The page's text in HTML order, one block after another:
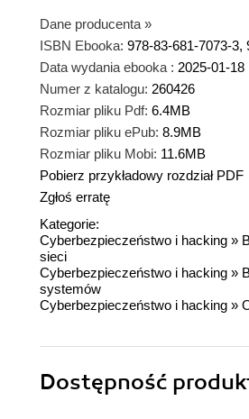
Dane producenta »
ISBN Ebooka: 978-83-681-7073-3,
Data wydania ebooka : 2025-01-18
Numer z katalogu: 260426
Rozmiar pliku Pdf: 6.4MB
Rozmiar pliku ePub: 8.9MB
Rozmiar pliku Mobi: 11.6MB
Pobierz przykładowy rozdział PDF
Zgłoś erratę
Kategorie:
Cyberbezpieczeństwo i hacking »
sieci
Cyberbezpieczeństwo i hacking »
systemów
Cyberbezpieczeństwo i hacking »
Dostępność